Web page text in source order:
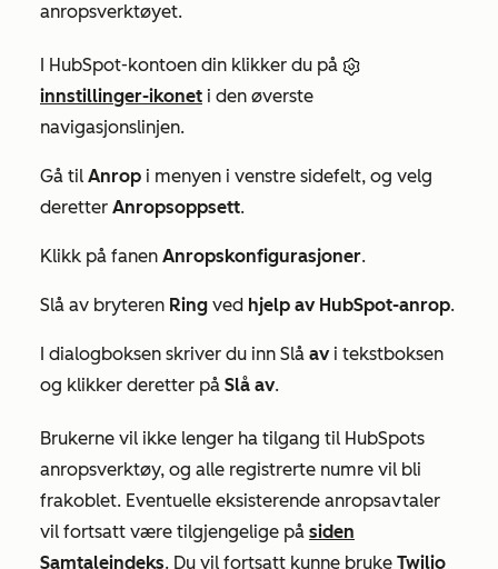
anropsverktøyet.
I HubSpot-kontoen din klikker du på
innstillinger-ikonet i den øverste
navigasjonslinjen.
Gå til Anrop i menyen i venstre sidefelt, og velg
deretter Anropsoppsett.
Klikk på fanen Anropskonfigurasjoner.
Slå av bryteren Ring ved hjelp av HubSpot-anrop.
I dialogboksen skriver du inn Slå avi tekstboksen
og klikker deretter på Slå av.
Brukerne vil ikke lenger ha tilgang til HubSpots
anropsverktøy, og alle registrerte numre vil bli
frakoblet. Eventuelle eksisterende anropsavtaler
vil fortsatt være tilgjengelige på siden
Samtaleindeks. Du vil fortsatt kunne bruke Twilio